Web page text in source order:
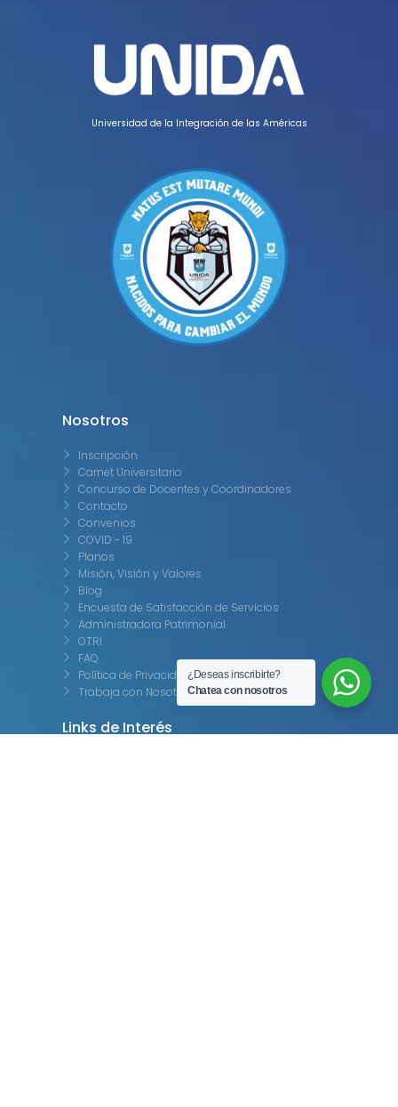
Universidad de la Integración de las Américas
Nosotros
Inscripción
Carnet Universitario
Concurso de Docentes y Coordinadores
Contacto
Convenios
COVID - 19
Planos
Misión, Visión y Valores
Blog
Encuesta de Satisfacción de Servicios
Administradora Patrimonial
OTRI
FAQ
Política de Privacidad
Trabaja con Nosotros
Links de Interés
¿Deseas inscribirte?
Chatea con nosotros